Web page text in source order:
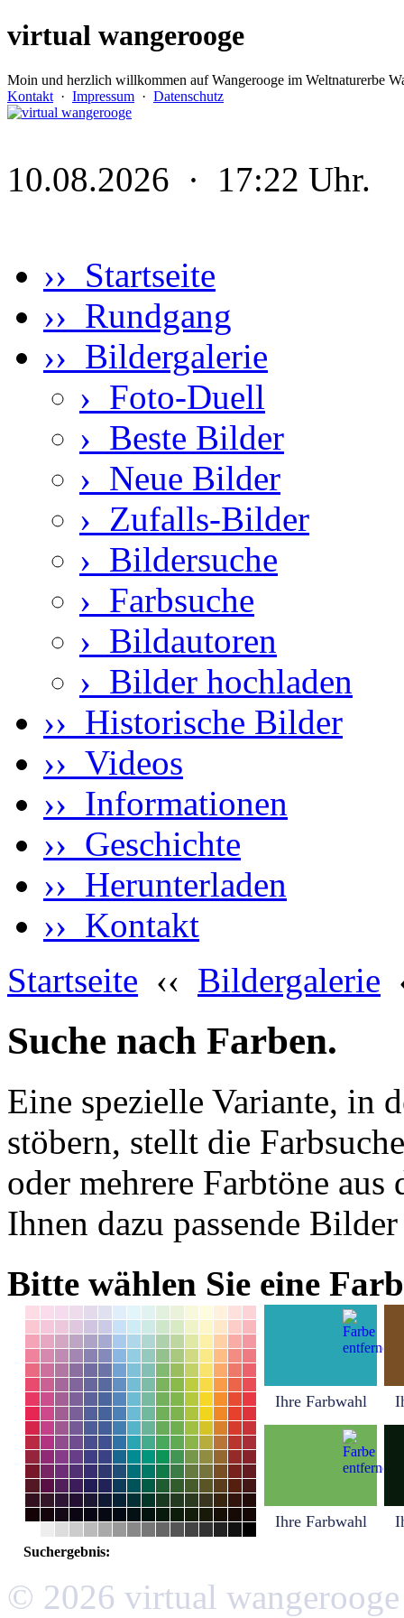
virtual wangerooge
Moin und herzlich willkommen auf Wangerooge im Weltnaturerbe
Kontakt · Impressum · Datenschutz
10.08.2026 · 17:22 Uhr.
›› Startseite
›› Rundgang
›› Bildergalerie
› Foto-Duell
› Beste Bilder
› Neue Bilder
› Zufalls-Bilder
› Bildersuche
› Farbsuche
› Bildautoren
› Bilder hochladen
›› Historische Bilder
›› Videos
›› Informationen
›› Geschichte
›› Herunterladen
›› Kontakt
Startseite ‹‹ Bildergalerie
Suche nach Farben.
Eine spezielle Variante, in
stöbern, stellt die
oder mehrere Farbtöne
Ihnen dazu passende
Bitte wählen Sie eine
Ihre Farbwahl
Ihre Farbwahl
Suchergebnis:
© 2026 virtual wangerooge